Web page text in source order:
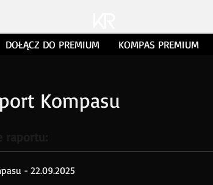
DOŁĄCZ DO PREMIUM KOMPAS PREMIUM
Kompasu
- 22.09.2025